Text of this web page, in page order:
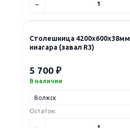
Столешница
ниагара (завал R3)
5 700 ₽
В наличии
Остаток: